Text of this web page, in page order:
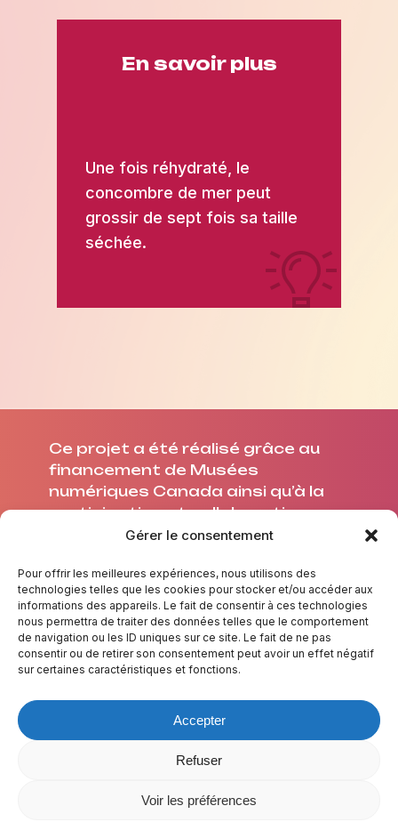
Gérer le consentement
Pour offrir les meilleures expériences, nous utilisons des
technologies telles que les cookies pour stocker et/ou accéder aux
informations des appareils. Le fait de consentir à ces technologies
nous permettra de traiter des données telles que le comportement
de navigation ou les ID uniques sur ce site. Le fait de ne pas
consentir ou de retirer son consentement peut avoir un effet négatif
sur certaines caractéristiques et fonctions.
Accepter
Refuser
Voir les préférences
En savoir plus
Une fois réhydraté, le
concombre de mer peut
grossir de sept fois sa taille
séchée.
Ce projet a été réalisé grâce au
financement de Musées
numériques Canada ainsi qu’à la
participation et collaboration
avec l’Université Laval.
À PROPOS
CRÉDITS
NOUS JOINDRE
© 2025 De l’eau à la bouche